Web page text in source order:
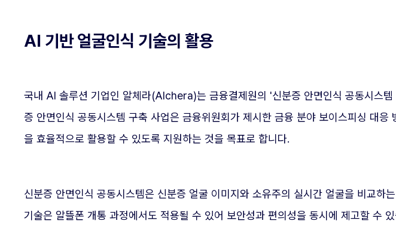
AI 기반 얼굴인식 기술의 활용
국내 AI 솔루션 기업인 알체라(Alchera)는 금융결제원의 '신분증 안면인식 공동시스
증 안면인식 공동시스템 구축 사업은 금융위원회가 제시한 금융 분야 보이스피싱 대
을 효율적으로 활용할 수 있도록 지원하는 것을 목표로 합니다.
신분증 안면인식 공동시스템은 신분증 얼굴 이미지와 소유주의 실시간 얼굴을 비교
기술은 알뜰폰 개통 과정에서도 적용될 수 있어 보안성과 편의성을 동시에 제고할 수